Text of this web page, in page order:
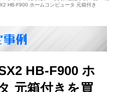
HB-F900 ホームコンピュータ 元箱付き
例
HB-F900 ホ
元箱付きを買